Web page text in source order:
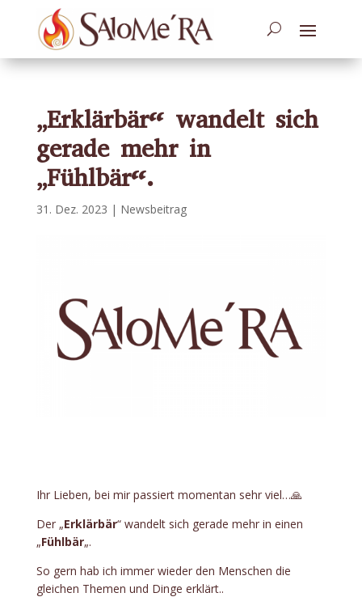
„Erklärbär“ wandelt sich
gerade mehr in
„Fühlbär“.
31. Dez. 2023 | Newsbeitrag
Ihr Lieben, bei mir passiert momentan sehr viel…🙏
Der „Erklärbär“ wandelt sich gerade mehr in einen
„Fühlbär„.
So gern hab ich immer wieder den Menschen die
gleichen Themen und Dinge erklärt..